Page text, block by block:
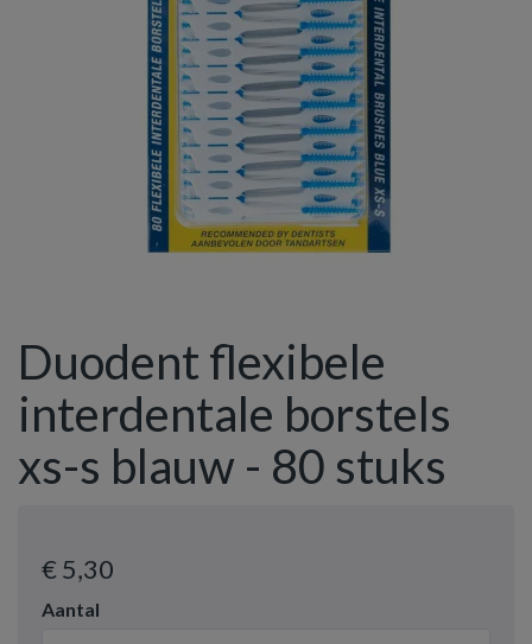
Duodent flexibele
interdentale borstels
xs-s blauw - 80 stuks
€ 5,30
Aantal